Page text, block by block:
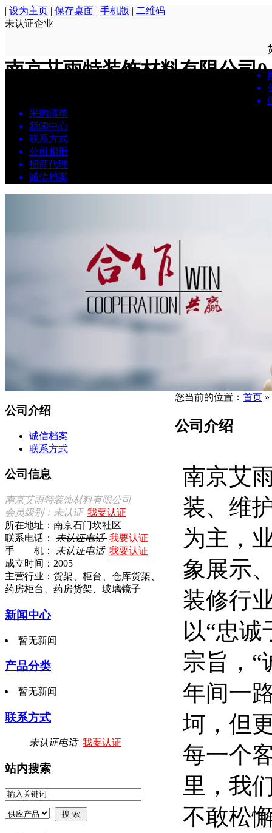
| 设为主页 | 保存桌面 | 手机版 | 二维码
未认证企业
南京艾雨特装饰材料有限公司0
采购清单
新闻中心
联系方式
公司相册
招商代理
诚信档案
公司介绍
诚信档案
联系方式
公司信息
南京艾雨特装饰材料有限公司
会员级别：未认证 我要认证
所在地址：南京石门坎社区
联系电话： 未认证电话 我要认证
手 机： 未认证电话 我要认证
成立时间：2005
主营行业：货架、柜台、仓库货架、
药房柜台、药房货架、玻璃镜子
新闻中心
暂无新闻
产品分类
暂无新闻
联系方式
未认证电话 我要认证
站内搜索
您当前的位置： 首页 »
公司介绍
南京艾
装、维
为主，
象展示
装修行
以“忠诚
宗旨，“
年间一
坷，但
每一个
里，我
不敢松